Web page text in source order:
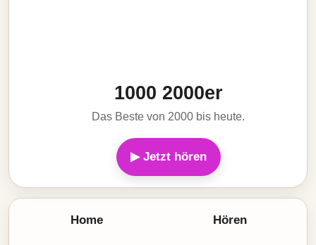
1000 2000er
Das Beste von 2000 bis heute.
▶ Jetzt hören
Home Hören